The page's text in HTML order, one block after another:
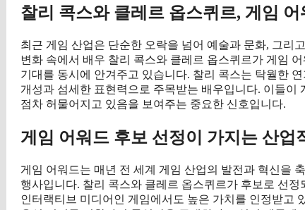
찰리 콕스와 클레르 옵스퀴르, 게임
최근 게임 산업은 단순한 오락을 넘어 예술과 문화, 그리
변화 속에서 배우 찰리 콕스와 클레르 옵스퀴르가 게임
기대를 동시에 안겨주고 있습니다. 찰리 콕스는 탁월한
개성과 섬세한 표현력으로 주목받는 배우입니다. 이들
점차 허물어지고 있음을 보여주는 중요한 신호입니다.
게임 어워드 후보 선정이 가지는 산업
게임 어워드는 매년 전 세계 게임 산업의 발전과 혁신을
행사입니다. 찰리 콕스와 클레르 옵스퀴르가 후보로 선
인터랙티브 미디어인 게임에서도 높은 가치를 인정받고